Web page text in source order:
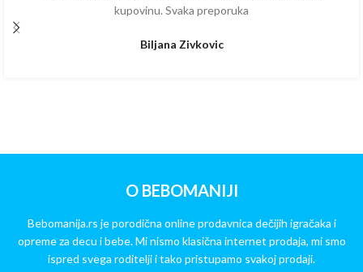
kupovinu. Svaka preporuka
Biljana Zivkovic
O BEBOMANIJI
Bebomanija.rs je porodična online prodavnica dečijih igračaka i
opreme za decu i bebe. Mi nismo klasična internet prodaja, mi smo
ispred svega roditelji i tako pristupamo svakoj prodaji.